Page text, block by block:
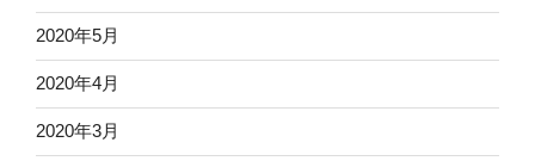
2020年5月
2020年4月
2020年3月